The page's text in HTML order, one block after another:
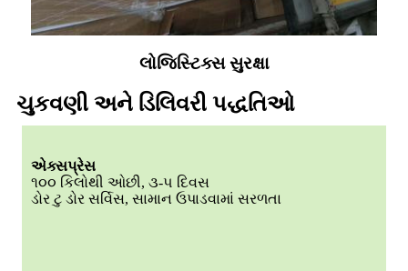
લોજિસ્ટિક્સ સુરક્ષા
ચુકવણી અને ડિલિવરી પદ્ધતિઓ
એક્સપ્રેસ
૧૦૦ કિલોથી ઓછી, ૩-૫ દિવસ
ડોર ટુ ડોર સર્વિસ, સામાન ઉપાડવામાં સરળતા